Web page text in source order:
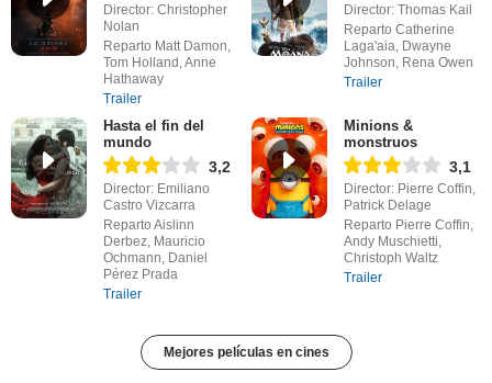
Director: Christopher
Nolan
Reparto Matt Damon,
Tom Holland, Anne
Hathaway
Trailer
Director: Thomas Kail
Reparto Catherine
Laga'aia, Dwayne
Johnson, Rena Owen
Trailer
Hasta el fin del
mundo
3,2
Director: Emiliano
Castro Vizcarra
Reparto Aislinn
Derbez, Mauricio
Ochmann, Daniel
Pérez Prada
Trailer
Minions &
monstruos
3,1
Director: Pierre Coffin,
Patrick Delage
Reparto Pierre Coffin,
Andy Muschietti,
Christoph Waltz
Trailer
Mejores películas en cines